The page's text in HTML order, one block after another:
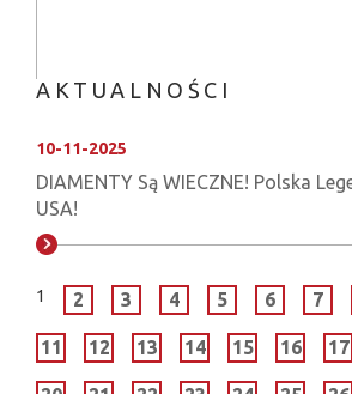
AKTUALNOŚCI
10-11-2025
DIAMENTY Są WIECZNE! Polska
USA!
1 2 3 4 5 6 7
11 12 13 14 15 16 17